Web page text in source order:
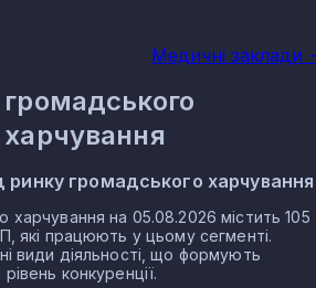
Медичні заклади
громадського
харчування
ринку громадського харчування
харчування на 05.08.2026 містить 105
які працюють у цьому сегменті.
види діяльності, що формують
конкуренції.